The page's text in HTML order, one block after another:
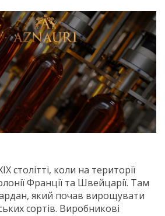
столітті, коли на території
Франції та Швейцарії. Там
який почав вирощувати
сортів. Виробникові